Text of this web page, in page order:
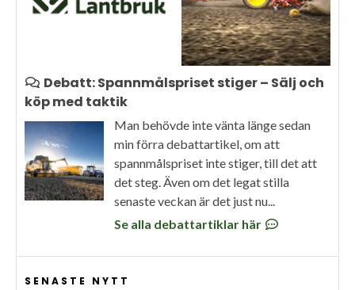
Debatt: Spannmålspriset stiger – Sälj och
köp med taktik
Man behövde inte vänta länge sedan
min förra debattartikel, om att
spannmålspriset inte stiger, till det att
det steg. Även om det legat stilla
senaste veckan är det just nu...
Se alla debattartiklar här
SENASTE NYTT